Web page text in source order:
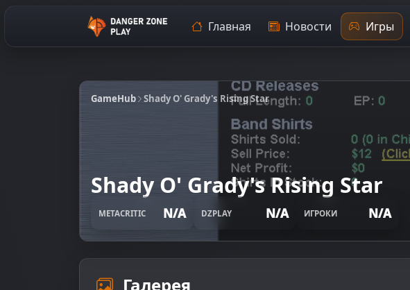
Главная Новости Игры
GameHub Shady O' Grady's Rising Star
Shady O' Grady's Rising Star
METACRITIC N/A DZPLAY N/A ИГРОКИ N/A
Галерея